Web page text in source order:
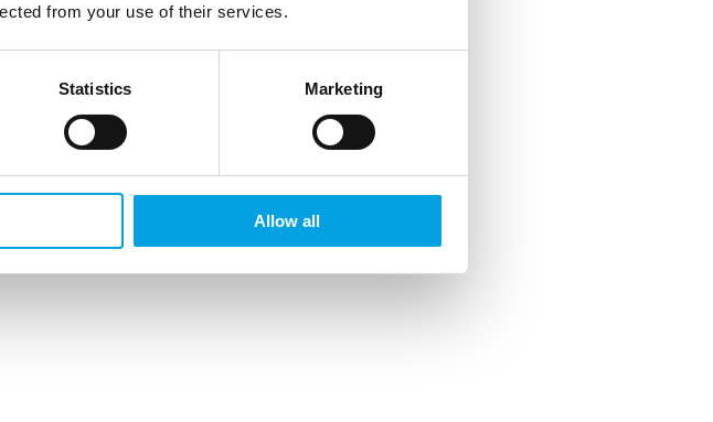
from your use of their services.
Statistics Marketing
Allow all